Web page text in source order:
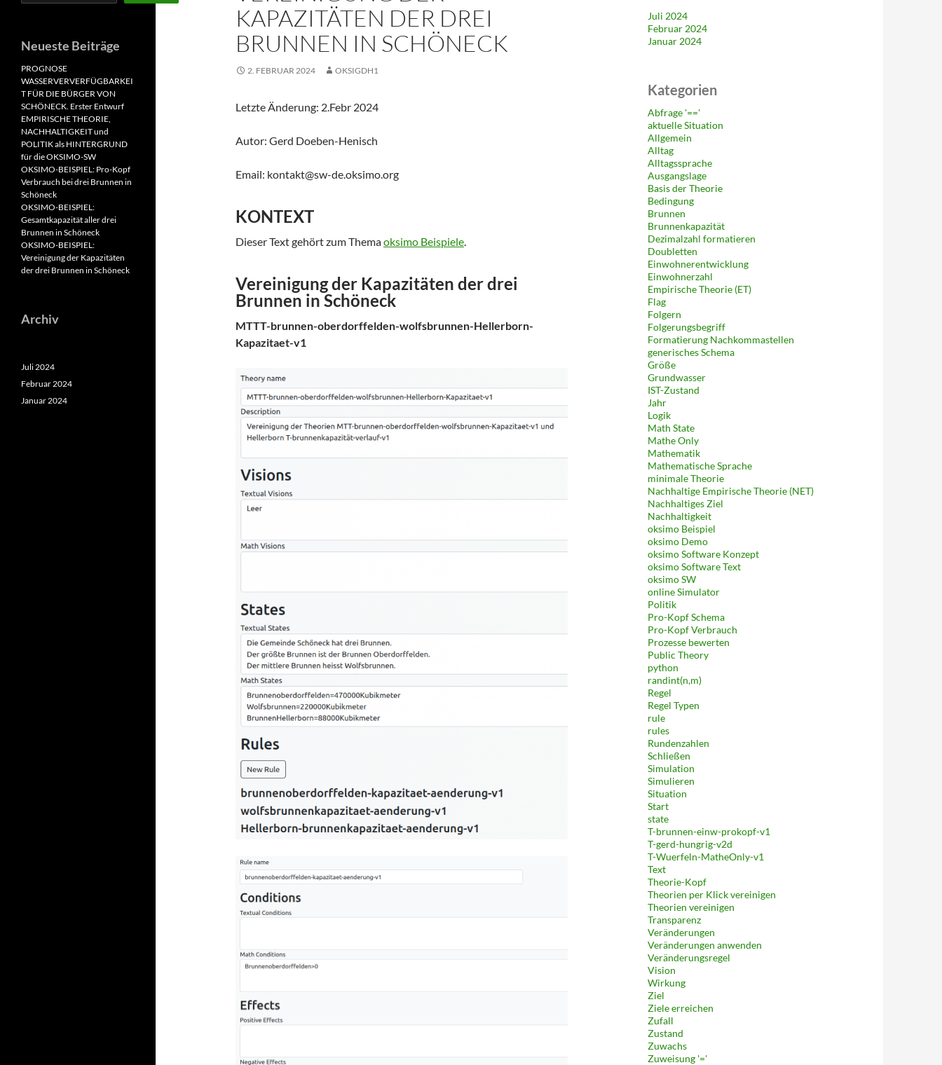
KAPAZITÄTEN DER DREI
BRUNNEN IN SCHÖNECK
2. FEBRUAR 2024 OKSIGDH1
Letzte Änderung: 2.Febr 2024
Autor: Gerd Doeben-Henisch
Email: kontakt@sw-de.oksimo.org
KONTEXT
Dieser Text gehört zum Themaoksimo Beispiele.
Vereinigung der Kapazitäten der drei
Brunnen in Schöneck
MTTT-brunnen-oberdorffelden-wolfsbrunnen-Hellerborn-
Kapazitaet-v1
Juli 2024
Februar 2024
Januar 2024
Kategorien
Abfrage '=='
aktuelle Situation
Allgemein
Alltag
Alltagssprache
Ausgangslage
Basis der Theorie
Bedingung
Brunnen
Brunnenkapazität
Dezimalzahl formatieren
Doubletten
Einwohnerentwicklung
Einwohnerzahl
Empirische Theorie (ET)
Flag
Folgern
Folgerungsbegriff
Formatierung Nachkommastellen
generisches Schema
Größe
Grundwasser
IST-Zustand
Jahr
Logik
Math State
Mathe Only
Mathematik
Mathematische Sprache
minimale Theorie
Nachhaltige Empirische Theorie (NET)
Nachhaltiges Ziel
Nachhaltigkeit
oksimo Beispiel
oksimo Demo
oksimo Software Konzept
oksimo Software Text
oksimo SW
online Simulator
Politik
Pro-Kopf Schema
Pro-Kopf Verbrauch
Prozesse bewerten
Public Theory
python
randint(n,m)
Regel
Regel Typen
rule
rules
Rundenzahlen
Schließen
Simulation
Simulieren
Situation
Start
state
T-brunnen-einw-prokopf-v1
T-gerd-hungrig-v2d
T-Wuerfeln-MatheOnly-v1
Text
Theorie-Kopf
Theorien per Klick vereinigen
Theorien vereinigen
Transparenz
Veränderungen
Veränderungen anwenden
Veränderungsregel
Vision
Wirkung
Ziel
Ziele erreichen
Zufall
Zustand
Zuwachs
Zuweisung '='
Neueste Beiträge
PROGNOSE
WASSERVERVERFÜGBARKEI
T FÜR DIE BÜRGER VON
SCHÖNECK. Erster Entwurf
EMPIRISCHE THEORIE,
NACHHALTIGKEIT und
POLITIK als HINTERGRUND
für die OKSIMO-SW
OKSIMO-BEISPIEL: Pro-Kopf
Verbrauch bei drei Brunnen in
Schöneck
OKSIMO-BEISPIEL:
Gesamtkapazität aller drei
Brunnen in Schöneck
OKSIMO-BEISPIEL:
Vereinigung der Kapazitäten
der drei Brunnen in Schöneck
Archiv
Juli 2024
Februar 2024
Januar 2024